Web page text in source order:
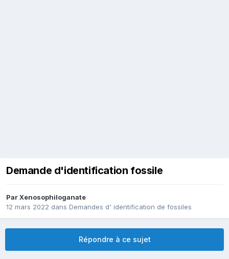
Demande d'identification fossile
ParXenosophiloganate
12 mars 2022 dans Demandes d' identification de fossiles
Répondre à ce sujet